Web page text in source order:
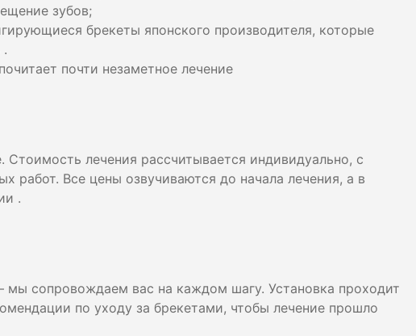
зубов;
брекеты японского производителя, которые
.
почти незаметное лечение
Стоимость лечения рассчитывается индивидуально, с
работ. Все цены озвучиваются до начала лечения, а в
.
сопровождаем вас на каждом шагу. Установка проходит
по уходу за брекетами, чтобы лечение прошло